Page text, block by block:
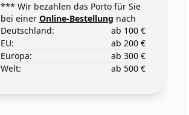
*** Wir bezahlen das Porto für Sie
bei einer Online-Bestellung nach
Deutschland:
ab 100 €
EU:
ab 200 €
Europa:
ab 300 €
Welt:
ab 500 €